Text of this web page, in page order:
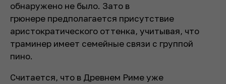
обнаружено не было. Зато в
грюнере предполагается присутствие
аристократического оттенка, учитывая, что
траминер имеет семейные связи с группой
пино.
Считается, что в Древнем Риме уже